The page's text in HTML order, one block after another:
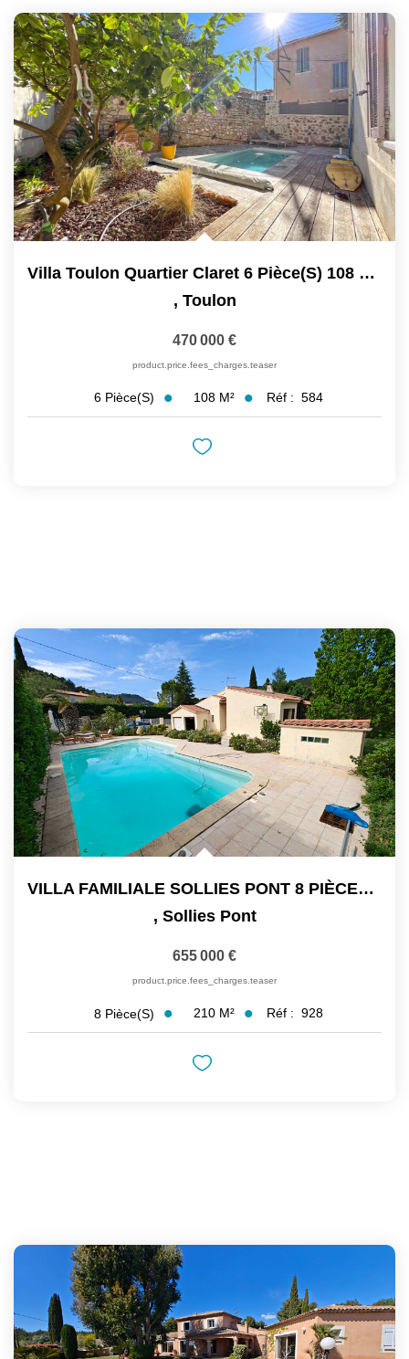
Villa Toulon Quartier Claret 6 Pièce(s) 108 M2 Sur Terrain...
, Toulon
470 000 €
product.price.fees_charges.teaser
6 Pièce(s) 108 M² Réf : 584
VILLA FAMILIALE SOLLIES PONT 8 PIÈCES 210 M² PISCINE CALME...
, Sollies Pont
655 000 €
product.price.fees_charges.teaser
8 Pièce(s) 210 M² Réf : 928